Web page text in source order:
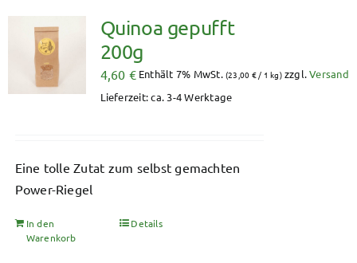
Quinoa gepufft
200g
4,60 € Enthält 7% MwSt. (23,00 €/ 1 kg) zzgl.Versand
Lieferzeit: ca. 3-4 Werktage
Eine tolle Zutat zum selbst gemachten
Power-Riegel
In den
Warenkorb
Details